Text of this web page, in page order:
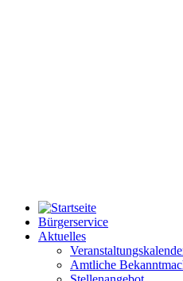
Bürgerservice
Aktuelles
Amtliche